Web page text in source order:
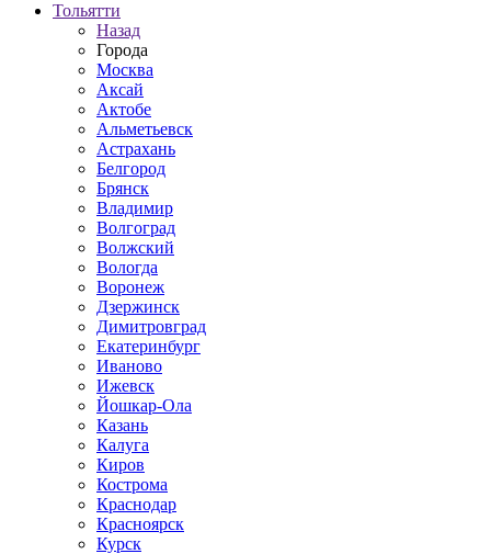
Тольятти
Назад
Города
Москва
Аксай
Актобе
Альметьевск
Астрахань
Белгород
Брянск
Владимир
Волгоград
Волжский
Вологда
Воронеж
Дзержинск
Димитровград
Екатеринбург
Иваново
Ижевск
Йошкар-Ола
Казань
Калуга
Киров
Кострома
Краснодар
Красноярск
Курск